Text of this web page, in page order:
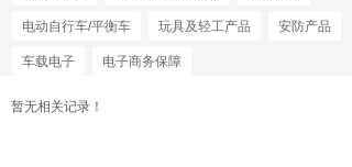
电动自行车/平衡车 玩具及轻工产品 安防产品
车载电子 电子商务保障
暂无相关记录！